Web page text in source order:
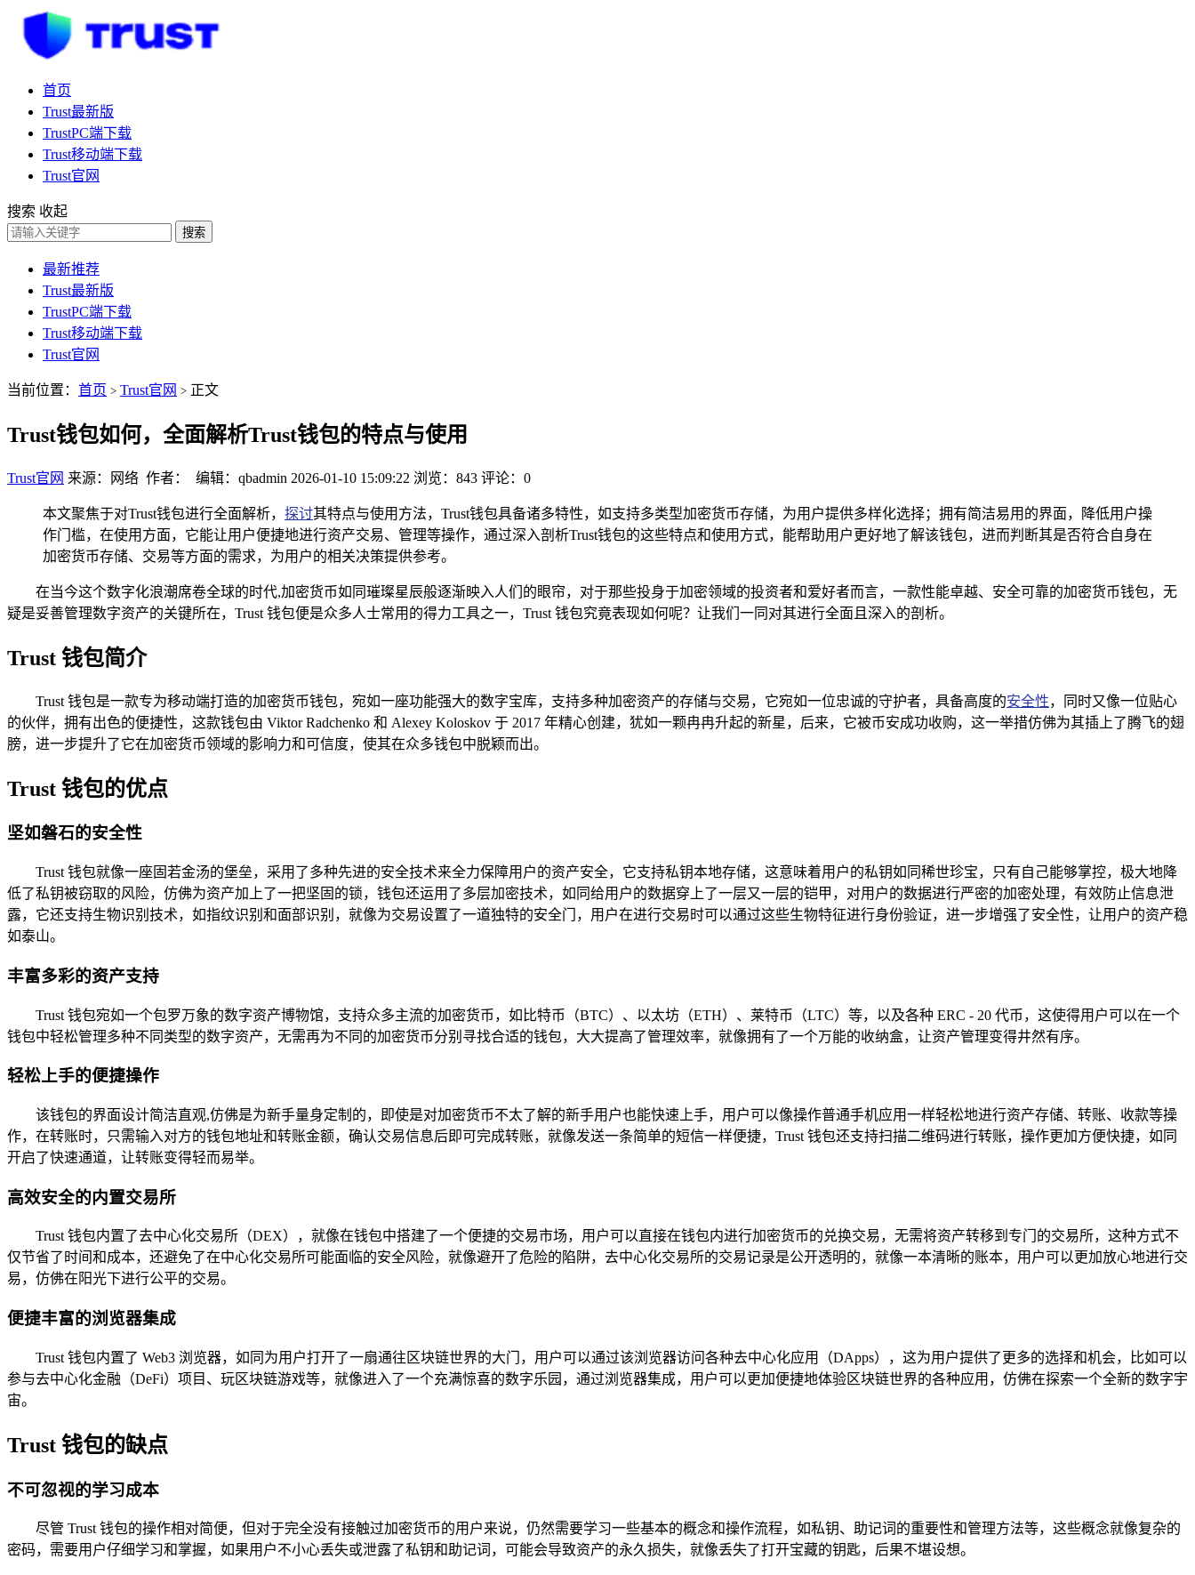
首页
Trust最新版
TrustPC端下载
Trust移动端下载
Trust官网
搜索 收起
搜索
最新推荐
Trust最新版
TrustPC端下载
Trust移动端下载
Trust官网
当前位置： 首页 > Trust官网 > 正文
Trust钱包如何，全面解析Trust钱包的特点与使用
Trust官网 来源：网络 作者： 编辑：qbadmin 2026-01-10 15:09:22 浏览：843 评论：0
本文聚焦于对Trust钱包进行全面解析， 探讨其特点与使用方法，Trust钱包具备诸多特性，如支持多类型加密货币存储，为用户提供多样化选择；拥有简洁易用的界面，降低用户操
作门槛，在使用方面，它能让用户便捷地进行资产交易、管理等操作，通过深入剖析Trust钱包的这些特点和使用方式，能帮助用户更好地了解该钱包，进而判断其是否符合自身在
加密货币存储、交易等方面的需求，为用户的相关决策提供参考。
在当今这个数字化浪潮席卷全球的时代,加密货币如同璀璨星辰般逐渐映入人们的眼帘，对于那些投身于加密领域的投资者和爱好者而言，一款性能卓越、安全可靠的加密货币钱包，无
疑是妥善管理数字资产的关键所在，Trust 钱包便是众多人士常用的得力工具之一，Trust 钱包究竟表现如何呢？让我们一同对其进行全面且深入的剖析。
Trust 钱包简介
Trust 钱包是一款专为移动端打造的加密货币钱包，宛如一座功能强大的数字宝库，支持多种加密资产的存储与交易，它宛如一位忠诚的守护者，具备高度的安全性，同时又像一位贴心
的伙伴，拥有出色的便捷性，这款钱包由 Viktor Radchenko 和 Alexey Koloskov 于 2017 年精心创建，犹如一颗冉冉升起的新星，后来，它被币安成功收购，这一举措仿佛为其插上了腾飞的翅
膀，进一步提升了它在加密货币领域的影响力和可信度，使其在众多钱包中脱颖而出。
Trust 钱包的优点
坚如磐石的安全性
Trust 钱包就像一座固若金汤的堡垒，采用了多种先进的安全技术来全力保障用户的资产安全，它支持私钥本地存储，这意味着用户的私钥如同稀世珍宝，只有自己能够掌控，极大地降
低了私钥被窃取的风险，仿佛为资产加上了一把坚固的锁，钱包还运用了多层加密技术，如同给用户的数据穿上了一层又一层的铠甲，对用户的数据进行严密的加密处理，有效防止信息泄
露，它还支持生物识别技术，如指纹识别和面部识别，就像为交易设置了一道独特的安全门，用户在进行交易时可以通过这些生物特征进行身份验证，进一步增强了安全性，让用户的资产稳
如泰山。
丰富多彩的资产支持
Trust 钱包宛如一个包罗万象的数字资产博物馆，支持众多主流的加密货币，如比特币（BTC）、以太坊（ETH）、莱特币（LTC）等，以及各种 ERC - 20 代币，这使得用户可以在一个
钱包中轻松管理多种不同类型的数字资产，无需再为不同的加密货币分别寻找合适的钱包，大大提高了管理效率，就像拥有了一个万能的收纳盒，让资产管理变得井然有序。
轻松上手的便捷操作
该钱包的界面设计简洁直观,仿佛是为新手量身定制的，即使是对加密货币不太了解的新手用户也能快速上手，用户可以像操作普通手机应用一样轻松地进行资产存储、转账、收款等操
作，在转账时，只需输入对方的钱包地址和转账金额，确认交易信息后即可完成转账，就像发送一条简单的短信一样便捷，Trust 钱包还支持扫描二维码进行转账，操作更加方便快捷，如同
开启了快速通道，让转账变得轻而易举。
高效安全的内置交易所
Trust 钱包内置了去中心化交易所（DEX），就像在钱包中搭建了一个便捷的交易市场，用户可以直接在钱包内进行加密货币的兑换交易，无需将资产转移到专门的交易所，这种方式不
仅节省了时间和成本，还避免了在中心化交易所可能面临的安全风险，就像避开了危险的陷阱，去中心化交易所的交易记录是公开透明的，就像一本清晰的账本，用户可以更加放心地进行交
易，仿佛在阳光下进行公平的交易。
便捷丰富的浏览器集成
Trust 钱包内置了 Web3 浏览器，如同为用户打开了一扇通往区块链世界的大门，用户可以通过该浏览器访问各种去中心化应用（DApps），这为用户提供了更多的选择和机会，比如可以
参与去中心化金融（DeFi）项目、玩区块链游戏等，就像进入了一个充满惊喜的数字乐园，通过浏览器集成，用户可以更加便捷地体验区块链世界的各种应用，仿佛在探索一个全新的数字宇
宙。
Trust 钱包的缺点
不可忽视的学习成本
尽管 Trust 钱包的操作相对简便，但对于完全没有接触过加密货币的用户来说，仍然需要学习一些基本的概念和操作流程，如私钥、助记词的重要性和管理方法等，这些概念就像复杂的
密码，需要用户仔细学习和掌握，如果用户不小心丢失或泄露了私钥和助记词，可能会导致资产的永久损失，就像丢失了打开宝藏的钥匙，后果不堪设想。